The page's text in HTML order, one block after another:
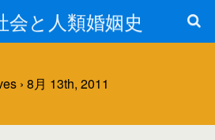
会と人類婚姻史
› 8月 13th, 2011